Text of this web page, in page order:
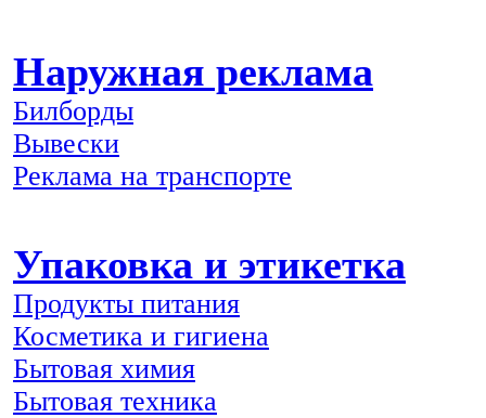
Наружная реклама
Билборды
Вывески
Реклама на транспорте
Упаковка и этикетка
Продукты питания
Косметика и гигиена
Бытовая химия
Бытовая техника